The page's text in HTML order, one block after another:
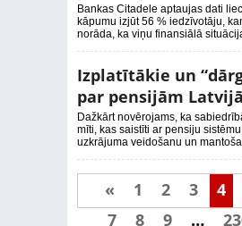
Bankas Citadele aptaujas dati
kāpumu izjūt 56 % iedzīvotāju,
norāda, ka viņu finansiālā
Izplatītākie un
par pensijām Latvijā
Dažkārt novērojams, ka
mīti, kas saistīti ar pensiju
uzkrājuma veidošanu un
« 1 2 3 4
7
8 9 …